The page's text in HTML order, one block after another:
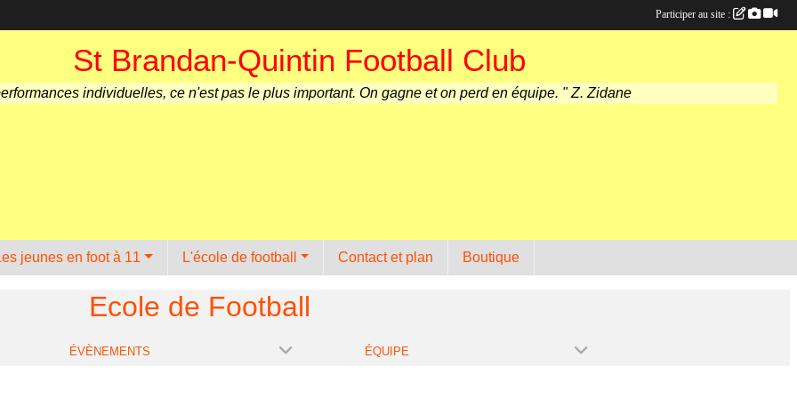
St Brandan-Quintin Football Club
individuelles, ce n'est pas le plus important. On gagne et on perd en équipe. " Z. Zidane
jeunes en foot à 11 L'école de football Contact et plan Boutique
Ecole de Football
ÉVÈNEMENTS ÉQUIPE
Participer au site :